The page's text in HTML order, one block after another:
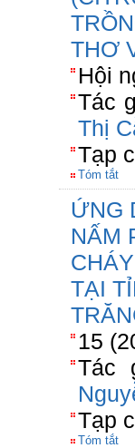
THƠ
Hội
Tác
Thị
Tạp
Tóm tắt
ỨNG
NẤM
TẠI
15
Tác
Tạp
Tóm tắt